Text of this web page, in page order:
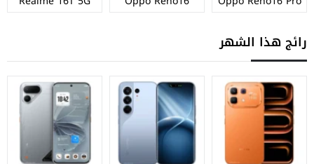
رائج هذا الشهر